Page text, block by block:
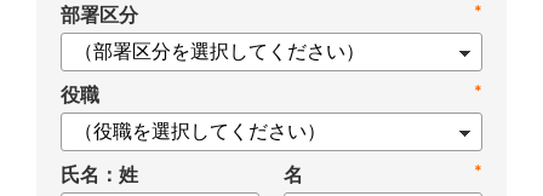
*
部署区分
*
役職
氏名：姓 *
名